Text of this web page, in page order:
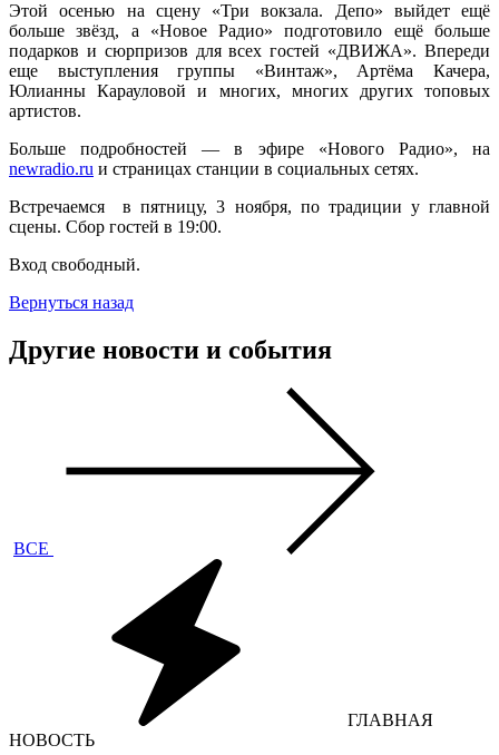
Этой осенью на сцену «Три вокзала. Депо» выйдет ещё
больше звёзд, а «Новое Радио» подготовило ещё больше
подарков и сюрпризов для всех гостей «ДВИЖА». Впереди
еще выступления группы «Винтаж», Артёма Качера,
Юлианны Карауловой и многих, многих других топовых
артистов.
Больше подробностей — в эфире «Нового Радио», на
newradio.ru и страницах станции в социальных сетях.
Встречаемся в пятницу, 3 ноября, по традиции у главной
сцены. Сбор гостей в 19:00.
Вход свободный.
Вернуться назад
Другие новости и события
ВСЕ
ГЛАВНАЯ
НОВОСТЬ